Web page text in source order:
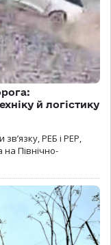
й логістику
РЕБ і РЕР,
на Північно-